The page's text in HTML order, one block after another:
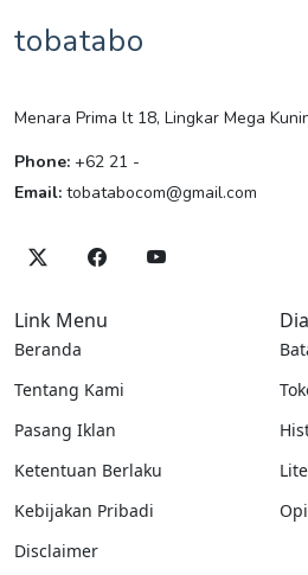
tobatabo
Menara Prima lt 18, Lingkar Mega
Phone: +62 21 -
Email: tobatabocom@gmail.com
Link Menu
Beranda
Tentang Kami
Pasang Iklan
Ketentuan Berlaku
Kebijakan Pribadi
Disclaimer